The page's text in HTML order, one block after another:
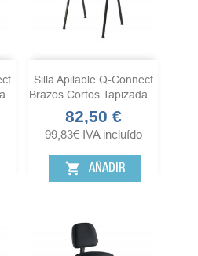
Silla Apilable Q-Connect
Brazos Cortos Tapizada...
Precio
82,50 €
99,83€ IVA incluído
shopping_cart AÑADIR